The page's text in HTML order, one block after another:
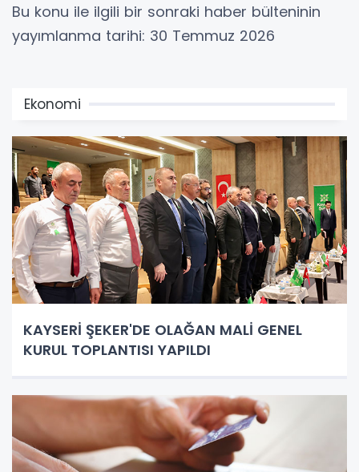
Bu konu ile ilgili bir sonraki haber bülteninin
yayımlanma tarihi: 30 Temmuz 2026
Ekonomi
KAYSERİ ŞEKER'DE OLAĞAN MALİ GENEL
KURUL TOPLANTISI YAPILDI